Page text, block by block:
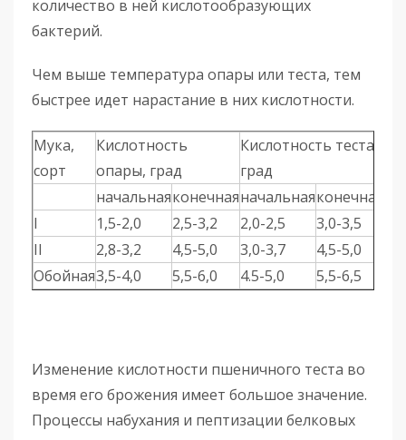
количество в ней кислотообразующих
бактерий.
Чем выше температура опары или теста, тем
быстрее идет нарастание в них кислотности.
Мука,
сорт
Кислотность
опары, град
Кислотность теста,
град
начальнаяконечнаяначальнаяконечная
I
1,5-2,0 2,5-3,2 2,0-2,5
3,0-3,5
II
2,8-3,2 4,5-5,0 3,0-3,7
4,5-5,0
Обойная3,5-4,0 5,5-6,0 4.5-5,0 5,5-6,5
Изменение кислотности пшеничного теста во
время его брожения имеет большое значение.
Процессы набухания и пептизации белковых